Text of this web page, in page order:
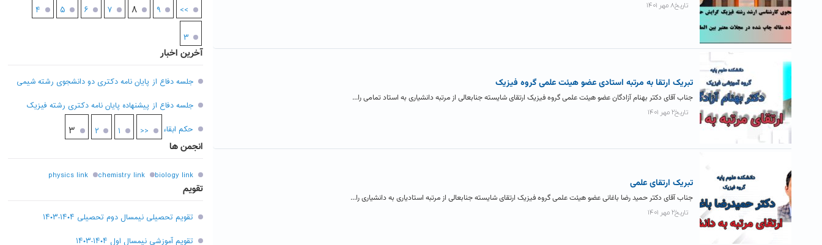
تاریخ۸ مهر ۱۴۰۱
تبریک ارتقا به مرتبه استادی عضو هیئت علمی گروه فیزیک
جناب آقای دکتر بهنام آزادگان عضو هیئت علمی گروه فیزیک ارتقای شایسته جنابعالی از مرتبه دانشیاری به استاد تمامی را...
تاریخ۲ مهر ۱۴۰۱
تبریک ارتقای علمی
جناب آقای دکتر حمید رضا باغانی عضو هیئت علمی گروه فیزیک ارتقای شایسته جنابعالی از مرتبه استادیاری به دانشیاری را...
تاریخ۲ مهر ۱۴۰۱
۳
۴ ۵ ۶ ۷ ۸ ۹ >>
آخرین اخبار
جلسه دفاع از پایان نامه دکتری دو دانشجوی رشته شیمی
جلسه دفاع از پیشنهاده پایان نامه دکتری رشته فیزیک
حکم ابقاء
<< ۱ ۲ ۳
انجمن ها
biology link
chemistry link
physics link
تقویم
تقویم تحصیلی نیمسال دوم تحصیلی ۱۴۰۴-۱۴۰۳
تقویم آموزشی نیمسال اول ۱۴۰۴-۱۴۰۳